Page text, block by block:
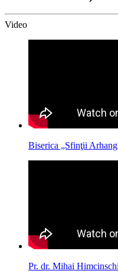
Video
Biserica „Sfinţii
Pr. dr. Mihai